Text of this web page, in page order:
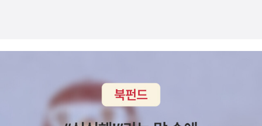
있는 영화가 아니라는 사실. * 패터슨시를 쓰는 버스 드라이버 얘기
인데, 톰 웨이츠처럼 짐 자무쉬도 시인이라면 시인이랄 수 있겠다. 내
용도 내용이지만 특히 눈길을 사로잡은 건 패터슨의 아내가 꾸미는
경주에서 윌리와 에디가 가진 돈을 거의 다 날리게 되면서 어긋나기
시작한다. 두 사람이 남은 돈을 털어 경마에서 마지막 승부를 걸고 있
을 때 에바는 우연치 않게 큰 돈을 손에 넣는다. -윌리와 에디를 기다